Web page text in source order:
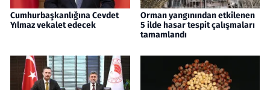
Cumhurbaşkanlığına Cevdet
Yılmaz vekalet edecek
Orman yangınından etkilenen
5 ilde hasar tespit çalışmaları
tamamlandı